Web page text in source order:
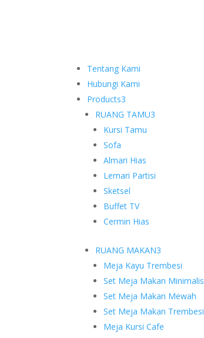
Tentang Kami
Hubungi Kami
Products3
RUANG TAMU3
Kursi Tamu
Sofa
Almari Hias
Lemari Partisi
Sketsel
Buffet TV
Cermin Hias
RUANG MAKAN3
Meja Kayu Trembesi
Set Meja Makan Minimalis
Set Meja Makan Mewah
Set Meja Makan Trembesi
Meja Kursi Cafe